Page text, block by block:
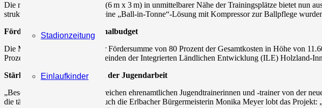
Stadionzeitung
Einlaufkinder
Die neu errichtete Fertiggarage (6 m x 3 m) in unmittelbarer Nähe der Trainingsplätze bietet nun
strukturierten Lagerung sowie eine „Ball-in-Tonne“-Lösung mit Kompressor zur Ballpflege
Förderung durch ILE-Regionalbudget
Die Maßnahme wurde mit einer Fördersumme von 80 Prozent der Gesamtkosten in Höhe von
Prozent von den acht ILE-Gemeinden der Integrierten Ländlichen Entwicklung (ILE) Holzland-
Stärkung des Ehrenamts und der Jugendarbeit
„Besonders profitieren die zahlreichen ehrenamtlichen Jugendtrainerinnen und -trainer von der
die tägliche Arbeit erheblich. Auch die Erlbacher Bürgermeisterin Monika Meyer lobt das